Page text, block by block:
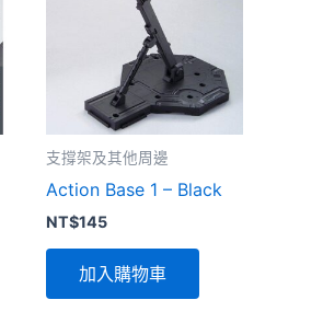
支撐架及其他周邊
Action Base 1 – Black
NT$145
加入購物車